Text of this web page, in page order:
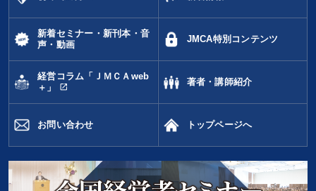
新着セミナー・新刊本・音
声・動画
JMCA特別コンテンツ
経営コラム「ＪＭＣＡweb
＋」
open_in_new
著者・講師紹介
お問い合わせ トップページへ